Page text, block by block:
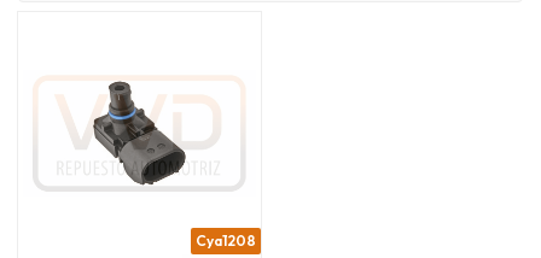
Cya1208